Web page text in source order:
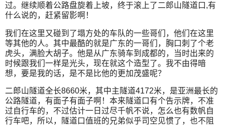
过。继续顺着公路盘旋着上坡，终于滚上了二郎山隧道口,有
什么说的，赶紧留影啊！
我们在这里又碰到了塌方处的车队的一些哥们，他们在这里
等其他的人。其中最酷的就是广东的一哥们，胸口刺了个老
虎头，满脸大胡子。他是从广东骑车到成都的，当时出来的
时候跟我们一样是光头，现在就这个造型了。我不由得暗
想，要是我的话，是不是比他的更加茂盛呢？
二郎山隧道全长8660米，其中主隧道4172米，是亚洲最长的
公路隧道，有面子有面子啊！本来隧道口有个告示牌，不准
过自行车的，不过估计一日过尽千帆不说，怎么也有数帆自
行车吧，所以，隧道口值班的兄弟似乎司空见惯了，也不阻